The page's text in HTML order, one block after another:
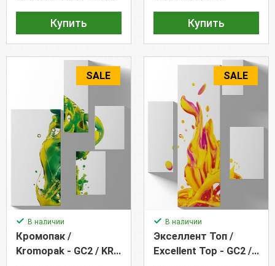
Купить
поверхностью (Белизна -
Купить
SALE
В наличии
Кромопак /
Kromopak - GC2 / KRO
SALE
В наличии
Экселлент Топ /
Excellent Top - GC2 /